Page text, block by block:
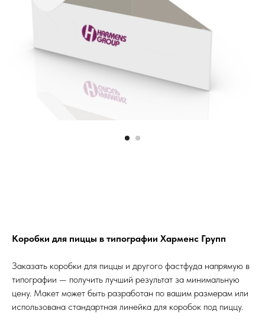
Коробки для пиццы в типографии Харменс Групп
Заказать коробки для пиццы и другого фастфуда напрямую в
типографии — получить лучший результат за минимальную
цену. Макет может быть разработан по вашим размерам или
использована стандартная линейка для коробок под пиццу.